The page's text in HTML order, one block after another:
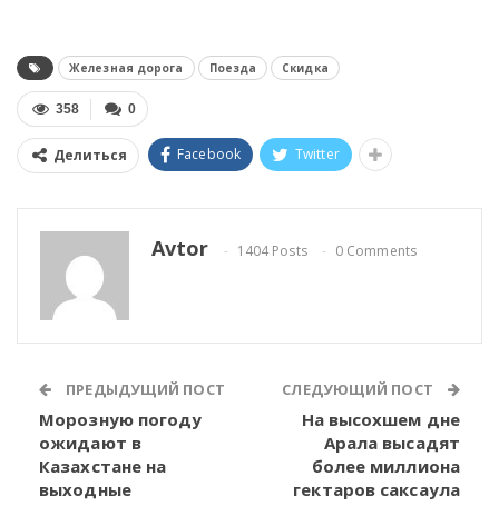
Железная дорога Поезда Скидка
0
358
Делиться Facebook Twitter
Avtor 1404 Posts 0 Comments
ПРЕДЫДУЩИЙ ПОСТ
Морозную погоду
ожидают в
Казахстане на
выходные
СЛЕДУЮЩИЙ ПОСТ
На высохшем дне
Арала высадят
более миллиона
гектаров саксаула